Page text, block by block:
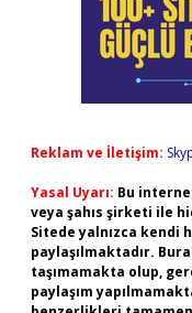
Reklam ve İletişim:
Yasal Uyarı: Bu
veya şahıs şirketi ile
Sitede yalnızca kendi
paylaşılmaktadır.
taşımamakta olup,
paylaşım